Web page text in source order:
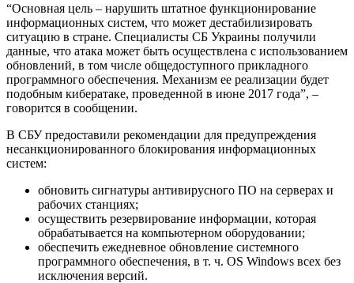
“Основная цель ‒ нарушить штатное функционирование
информационных систем, что может дестабилизировать
ситуацию в стране. Специалисты СБ Украины получили
данные, что атака может быть осуществлена с использованием
обновлений, в том числе общедоступного прикладного
программного обеспечения. Механизм ее реализации будет
подобным кибератаке, проведенной в июне 2017 года”, –
говорится в сообщении.
В СБУ предоставили рекомендации для предупреждения
несанкционированного блокирования информационных
систем:
обновить сигнатуры антивирусного ПО на серверах и
рабочих станциях;
осуществить резервирование информации, которая
обрабатывается на компьютерном оборудовании;
обеспечить ежедневное обновление системного
программного обеспечения, в т. ч. OS Windows всех без
исключения версий.